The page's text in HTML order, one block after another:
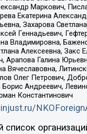
Маркович,
Екатерина
Захарова
Геннадьевич,
Владимировна,
Алексеевна,
Арапова Галина
Вячеславовна,
Олег Петрович,
Борис Андреевич,
Константинович